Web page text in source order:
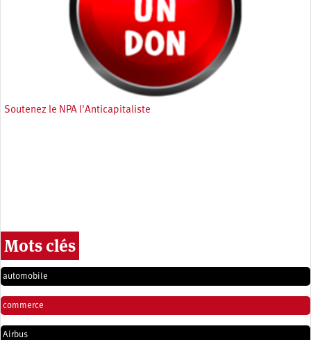
Soutenez le NPA l'Anticapitaliste
Mots clés
automobile
commerce
Airbus